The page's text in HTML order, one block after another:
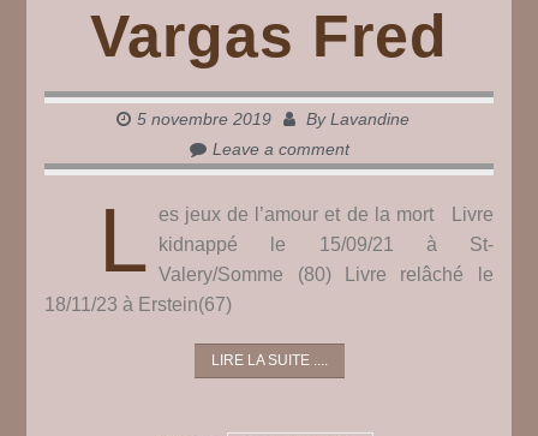
Vargas Fred
5 novembre 2019 ByLavandine
Leave a comment
L
es jeux de l’amour et de la mort Livre
kidnappé le 15/09/21 à St-
Valery/Somme (80) Livre relâché le
18/11/23 à Erstein(67)
LIRE LA SUITE ....